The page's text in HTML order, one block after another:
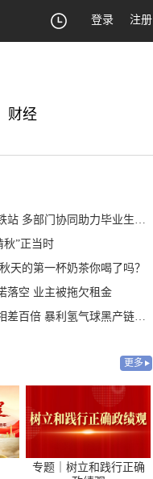
登录 注册
财经
多部门协同助力毕业生就业
秋”正当时
天的第一杯奶茶你喝了吗？
落空 业主被拖欠租金
倍 暴利氢气球黑产链隐藏20年
更多
专题｜树立和践行正确